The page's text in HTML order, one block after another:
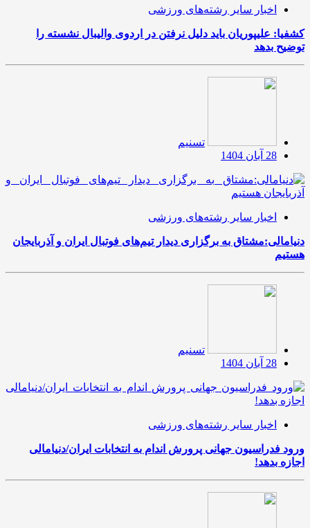
اخبار سایر رشته‌های ورزشی
کشفیا: علیپوریان باید دلیل نرفتن در اردوی والیبال نشسته را
توضیح بدهد
تسنیم
28 آبان 1404
اخبار سایر رشته‌های ورزشی
دنیامالی:مشتاق به برگزاری دیدار تیم‌های فوتبال ایران و آذربایجان
هستیم
تسنیم
28 آبان 1404
اخبار سایر رشته‌های ورزشی
ورود فدراسیون جهانی پرورش اندام به انتخابات ایران/دنیامالی
اجازه بدهد!